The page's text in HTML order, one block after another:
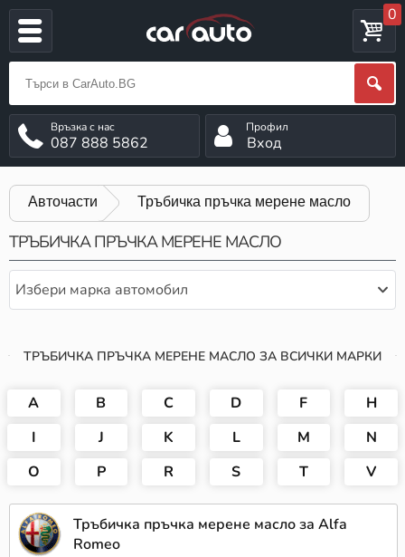
0
087 888 5862 Вход
Авточасти Тръбичка пръчка мерене масло
ТРЪБИЧКА ПРЪЧКА МЕРЕНЕ МАСЛО
Избери марка автомобил
ТРЪБИЧКА ПРЪЧКА МЕРЕНЕ МАСЛО ЗА ВСИЧКИ МАРКИ
A B C D F
H
I
J K L M
N
O
P R S T V
Тръбичка пръчка мерене масло за Alfa
Romeo